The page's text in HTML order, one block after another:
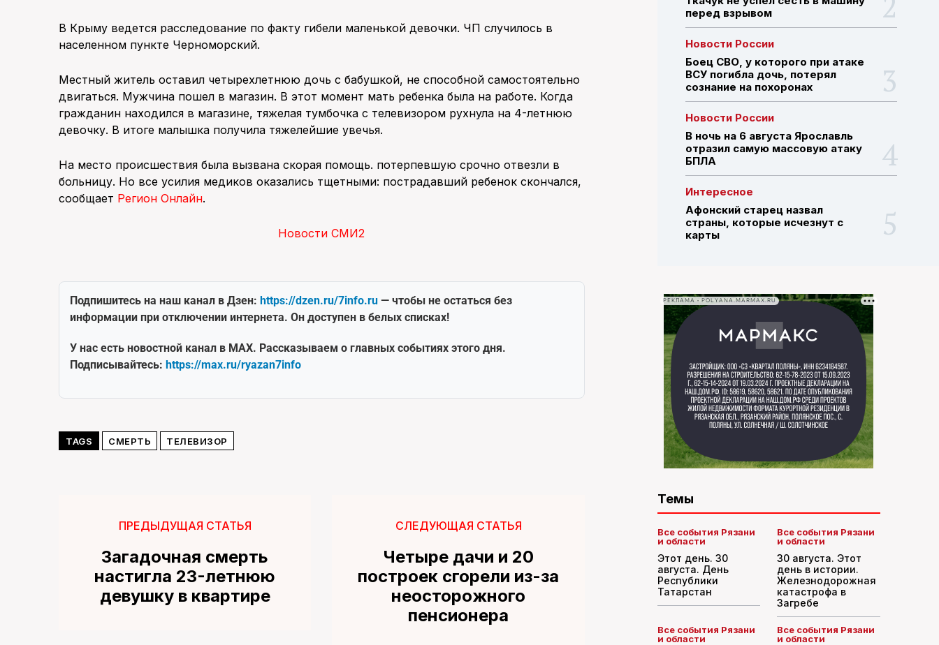
ПОИСК ПО САЙТУ
В Крыму ведется расследование по факту гибели маленькой девочки. ЧП случилось в
населенном пункте Черноморский.
Местный житель оставил четырехлетнюю дочь с бабушкой, не способной самостоятельно
двигаться. Мужчина пошел в магазин. В этот момент мать ребенка была на работе. Когда
гражданин находился в магазине, тяжелая тумбочка с телевизором рухнула на 4-летнюю
девочку. В итоге малышка получила тяжелейшие увечья.
На место происшествия была вызвана скорая помощь. потерпевшую срочно отвезли в
больницу. Но все усилия медиков оказались тщетными: пострадавший ребенок скончался,
сообщает Регион Онлайн.
Новости СМИ2
Подпишитесь на наш канал в Дзен: https://dzen.ru/7info.ru — чтобы не остаться без
информации при отключении интернета. Он доступен в белых списках!
У нас есть новостной канал в MAX. Рассказываем о главных событиях этого дня.
Подписывайтесь: https://max.ru/ryazan7info
TAGS СМЕРТЬ ТЕЛЕВИЗОР
ПРЕДЫДУЩАЯ СТАТЬЯ
Загадочная смерть
настигла 23-летнюю
девушку в квартире
СЛЕДУЮЩАЯ СТАТЬЯ
Четыре дачи и 20
построек сгорели из-за
неосторожного
пенсионера
перед взрывом
Новости России
Боец СВО, у которого при атаке
ВСУ погибла дочь, потерял
сознание на похоронах
Новости России
В ночь на 6 августа Ярославль
отразил самую массовую атаку
БПЛА
Интересное
Афонский старец назвал
страны, которые исчезнут с
карты
РЕКЛАМА • POLYANA.MARMAX.RU
Темы
Все события Рязани
и области
Этот день. 30
августа. День
Республики
Татарстан
Все события Рязани
и области
30 августа. Этот
день в истории.
Железнодорожная
катастрофа в
Загребе
Все события Рязани
и области
Все события Рязани
и области